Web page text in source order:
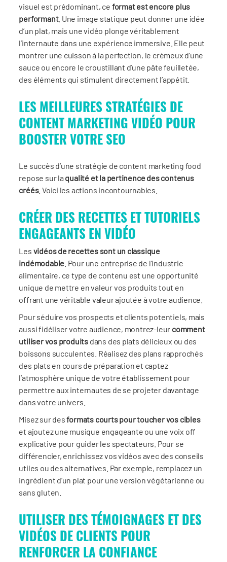
visuel est prédominant, ce format est encore plus
performant. Une image statique peut donner une idée
d’un plat, mais une vidéo plonge véritablement
l’internaute dans une expérience immersive. Elle peut
montrer une cuisson à la perfection, le crémeux d’une
sauce ou encore le croustillant d’une pâte feuilletée,
des éléments qui stimulent directement l’appétit.
LES MEILLEURES STRATÉGIES DE
CONTENT MARKETING VIDÉO POUR
BOOSTER VOTRE SEO
Le succès d’une stratégie de content marketing food
repose sur la qualité et la pertinence des contenus
créés. Voici les actions incontournables.
CRÉER DES RECETTES ET TUTORIELS
ENGAGEANTS EN VIDÉO
Les vidéos de recettes sont un classique
indémodable . Pour une entreprise de l’industrie
alimentaire, ce type de contenu est une opportunité
unique de mettre en valeur vos produits tout en
offrant une véritable valeur ajoutée à votre audience.
Pour séduire vos prospects et clients potentiels, mais
aussi fidéliser votre audience, montrez-leur comment
utiliser vos produits dans des plats délicieux ou des
boissons succulentes. Réalisez des plans rapprochés
des plats en cours de préparation et captez
l’atmosphère unique de votre établissement pour
permettre aux internautes de se projeter davantage
dans votre univers.
Misez sur desformats courts pour toucher vos cibles
et ajoutez une musique engageante ou une voix off
explicative pour guider les spectateurs. Pour se
différencier, enrichissez vos vidéos avec des conseils
utiles ou des alternatives. Par exemple, remplacez un
ingrédient d’un plat pour une version végétarienne ou
sans gluten.
UTILISER DES TÉMOIGNAGES ET DES
VIDÉOS DE CLIENTS POUR
RENFORCER LA CONFIANCE